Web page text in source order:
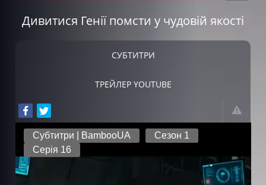
Дивитися Генії помсти у чудовій якості
СУБТИТРИ
ТРЕЙЛЕР YOUTUBE